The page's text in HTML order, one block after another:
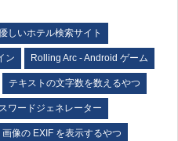
しいホテル検索サイト
ン Rolling Arc - Android ゲーム
テキストの文字数を数えるやつ
ワードジェネレーター
画像の EXIF を表示するやつ